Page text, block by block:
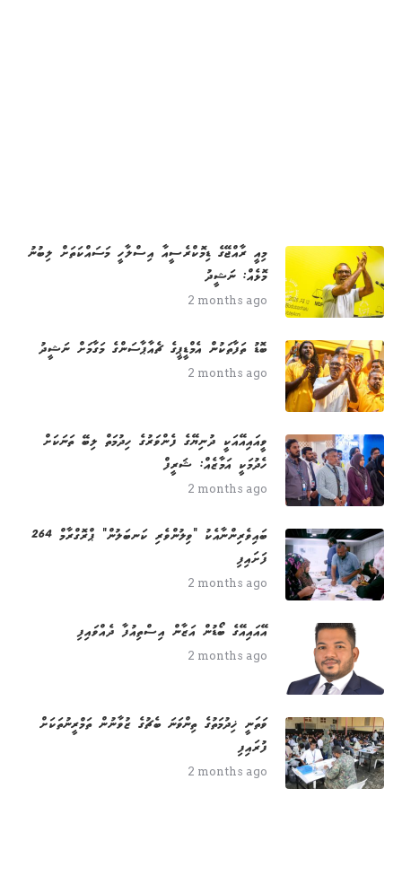
މިއީ ރާއްޖޭގެ ޑިމޮކްރެސީއާ އިސްލާހީ މަސައްކަތަށް ލިބުނު
މޮޅެއް: ނަޝީދު
2 months ago
ބޮޑު ތަފާތަކުން އެމްޑީޕީގެ ޗެއާޕާސަންގެ މަގާމަށް ނަޝީދު
2 months ago
ވީއައިއޭއަކީ ދުނިޔޭގެ ފެންވަރުގެ ހިދުމަތް ލިބޭ ތަނަކަށް
ހެދުމަކީ އަމާޒެއް: ޝަރީފް
2 months ago
264 ބައިވެރިންނާއެކު "ވިލުންވެރި ކަނބަލުން" ޕްރޮގްރާމް
ފަށައިފި
2 months ago
އޭއައިއޭގެ ބޯޑުން އަޒާން އިސްތިއުފާ ދެއްވައިފި
2 months ago
ވަތަނީ ޚިދުމަތުގެ ތިންވަނަ ބެޗުގެ ޒުވާނުން ތަމްރީނުތަކަށް
ފުރައިފި
2 months ago